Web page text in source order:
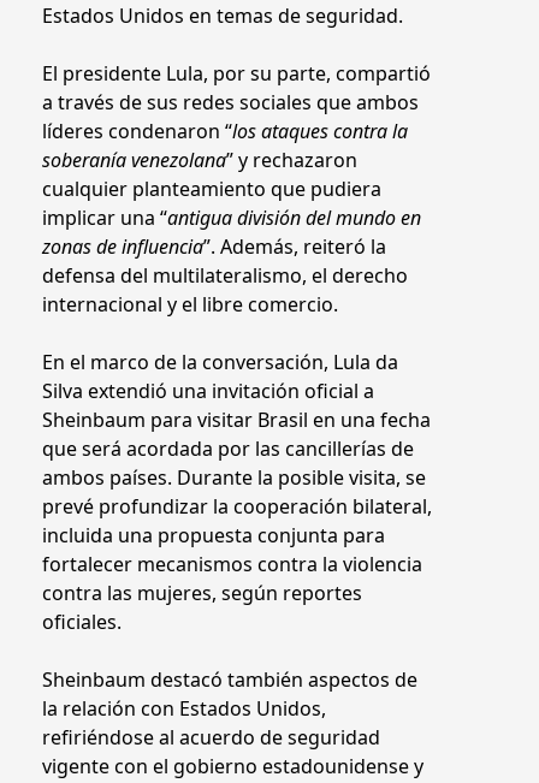
Estados Unidos en temas de seguridad.
El presidente Lula, por su parte, compartió
a través de sus redes sociales que ambos
líderes condenaron “los ataques contra la
soberanía venezolana” y rechazaron
cualquier planteamiento que pudiera
implicar una “antigua división del mundo en
zonas de influencia”. Además, reiteró la
defensa del multilateralismo, el derecho
internacional y el libre comercio.
En el marco de la conversación, Lula da
Silva extendió una invitación oficial a
Sheinbaum para visitar Brasil en una fecha
que será acordada por las cancillerías de
ambos países. Durante la posible visita, se
prevé profundizar la cooperación bilateral,
incluida una propuesta conjunta para
fortalecer mecanismos contra la violencia
contra las mujeres, según reportes
oficiales.
Sheinbaum destacó también aspectos de
la relación con Estados Unidos,
refiriéndose al acuerdo de seguridad
vigente con el gobierno estadounidense y